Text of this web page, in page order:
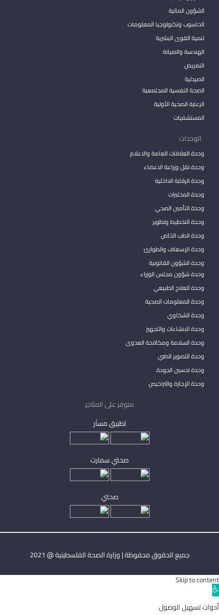
الشؤون المالية
الحاسوب وتكنولوجيا المعلومات
تنمية القوى البشرية
الهندسة والصيانة
التمريض
الصيدلية
الصحة النفسية المجتمعية
الرعاية الصحية الأولية
المستشفيات
الوحدات
وحدة العلاقات العامة والاعلام
وحدة نقل وزراعة الاعضاء
وحدة الرقابة الداخلية
وحدة المختبرات
وحدة التأمين الصحي
وحدة التخطيط وتطوير
وحدة الطب الخاص
وحدة الإسعاف والطوارئ
وحدة الشؤون القانونية
وحدة شؤون مجلس الوزراء
وحدة العلاج الطبيعي
وحدة المعلومات الصحية
وحدة الشكاوي
وحدة الانشاءات والتجهيز
وحدة السلامة ومكافحة العدوى
وحدة التصوير الطبي
وحدة تحسين الجودة
وحدة الإجازة والتراخيص
متوفر على المتاجر
تطبيق مساْر
صحتي سمارت
صحتي
جميع الحقوق محفوظة | وزارة الصحة الفلسطينية @ 2021
Skip to content
Open
toolbar
أدوات تسهيل الوصول